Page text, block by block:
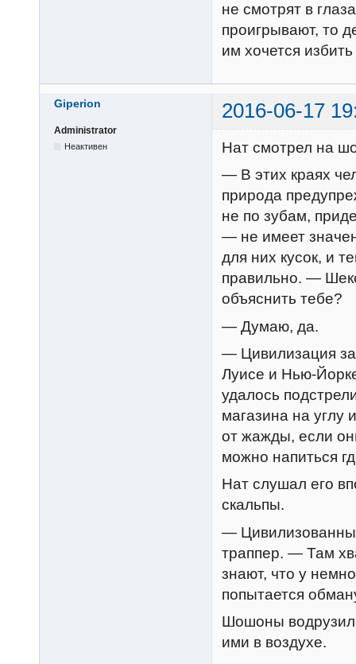
не смотрят в
проигрывают, то
им хочется
Giperion 2016-06-17
Administrator
Неактивен
Нат смотрел на
— В этих краях
природа
не по зубам,
— не имеет
для них кусок, и
правильно. —
объяснить тебе?
— Думаю, да.
— Цивилизация
Луисе и Нью-
удалось
магазина на углу
от жажды, если
можно напиться
Нат слушал его
скальпы.
—
траппер. — Там
знают, что у
попытается
Шошоны
ими в воздухе.